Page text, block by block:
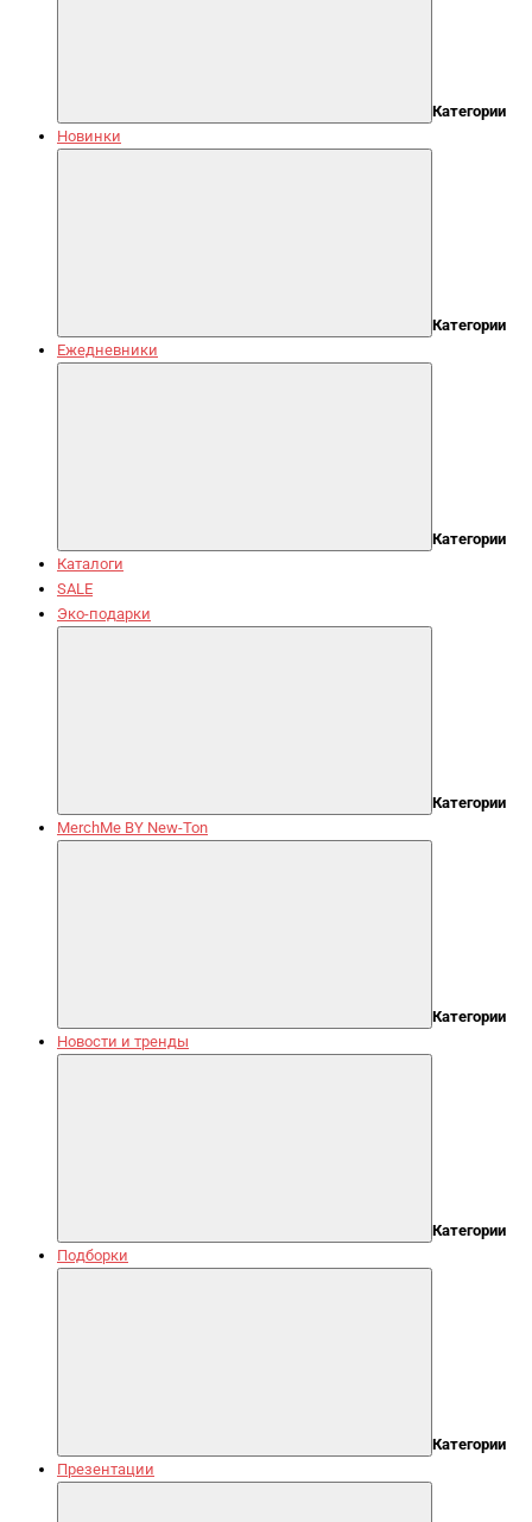
Категории
Новинки
Категории
Ежедневники
Категории
Каталоги
SALE
Эко-подарки
Категории
MerchMe BY New-Ton
Категории
Новости и тренды
Категории
Подборки
Категории
Презентации